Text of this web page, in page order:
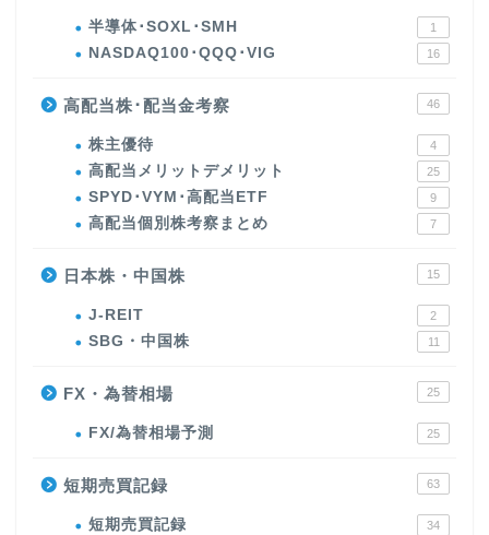
半導体･SOXL･SMH 1
NASDAQ100･QQQ･VIG 16
高配当株･配当金考察 46
株主優待 4
高配当メリットデメリット 25
SPYD･VYM･高配当ETF 9
高配当個別株考察まとめ 7
日本株・中国株 15
J-REIT 2
SBG・中国株 11
FX・為替相場 25
FX/為替相場予測 25
短期売買記録 63
短期売買記録 34